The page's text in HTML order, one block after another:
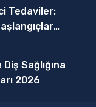
Tedaviler:
Sağlığına
2026